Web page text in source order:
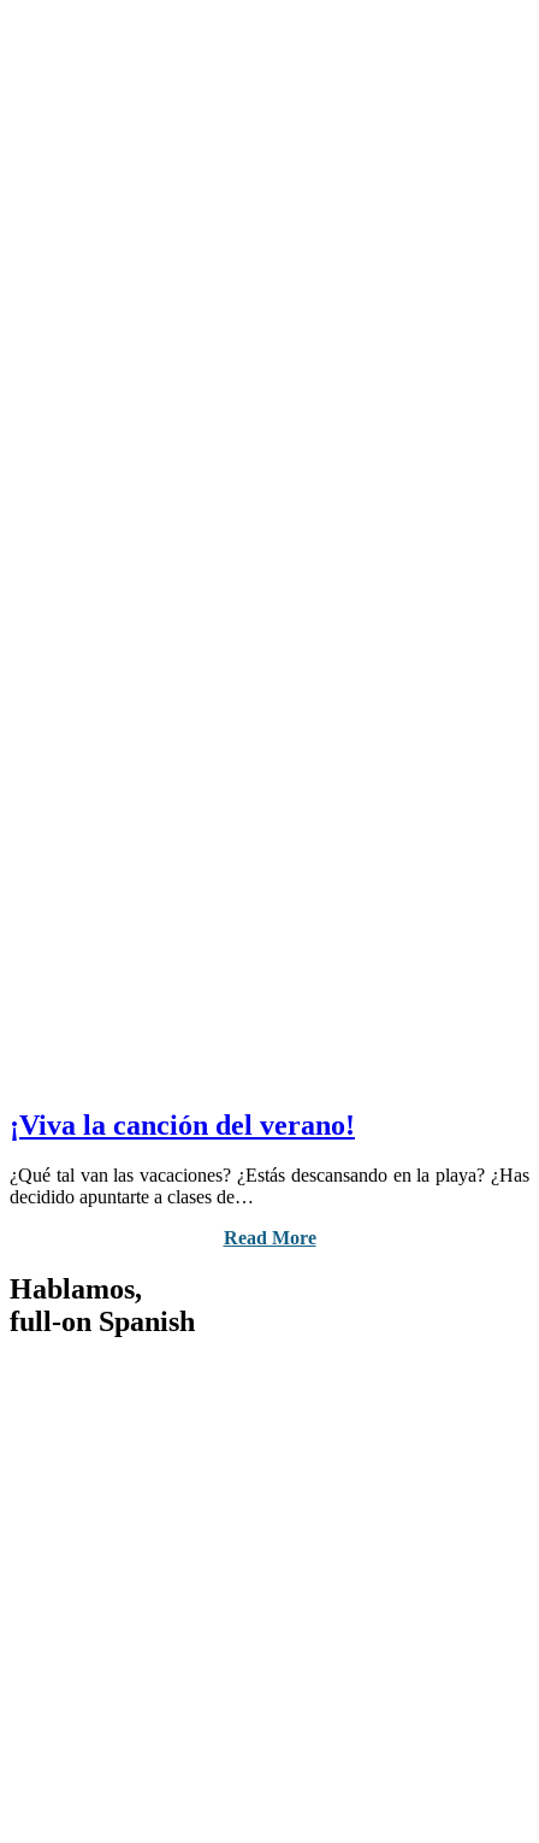
¡Viva la canción del verano!
¿Qué tal van las vacaciones? ¿Estás descansando en la playa? ¿Has
decidido apuntarte a clases de…
Read More
Hablamos,
full-on Spanish